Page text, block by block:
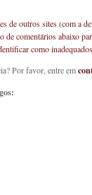
de outros sites (com a
comentários abaixo
como
Por favor, entre em